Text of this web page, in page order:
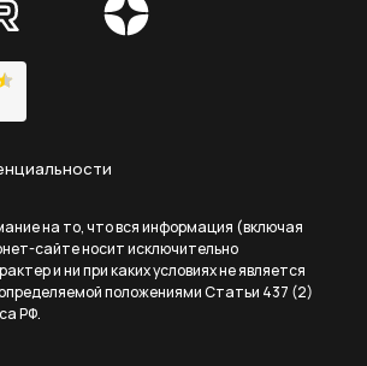
на то, что вся информация (включая
сайте носит исключительно
и ни при каких условиях не является
положениями Статьи 437 (2)
РФ.